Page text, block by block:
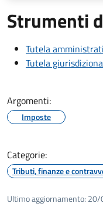
Strumenti
Tutela
Tutela
Argomenti:
Imposte
Categorie:
Tributi, finanze e
Ultimo aggiornamento: 20/